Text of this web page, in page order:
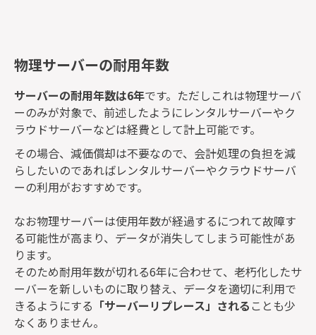
物理サーバーの耐用年数
サーバーの耐用年数は6年です。ただしこれは物理サーバ
ーのみが対象で、前述したようにレンタルサーバーやク
ラウドサーバーなどは経費として計上可能です。
その場合、減価償却は不要なので、会計処理の負担を減
らしたいのであればレンタルサーバーやクラウドサーバ
ーの利用がおすすめです。
なお物理サーバーは使用年数が経過するにつれて故障す
る可能性が高まり、データが消失してしまう可能性があ
ります。
そのため耐用年数が切れる6年に合わせて、老朽化したサ
ーバーを新しいものに取り替え、データを適切に利用で
きるようにする 「サーバーリプレース」される ことも少
なくありません。